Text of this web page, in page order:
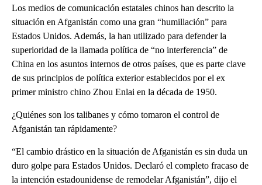
Los medios de comunicación estatales chinos han descrito la
situación en Afganistán como una gran “humillación” para
Estados Unidos. Además, la han utilizado para defender la
superioridad de la llamada política de “no interferencia” de
China en los asuntos internos de otros países, que es parte clave
de sus principios de política exterior establecidos por el ex
primer ministro chino Zhou Enlai en la década de 1950.
¿Quiénes son los talibanes y cómo tomaron el control de
Afganistán tan rápidamente?
“El cambio drástico en la situación de Afganistán es sin duda un
duro golpe para Estados Unidos. Declaró el completo fracaso de
la intención estadounidense de remodelar Afganistán”, dijo el